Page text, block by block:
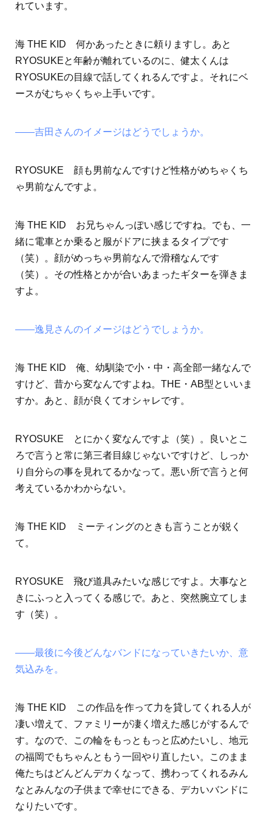
れています。
海 THE KID 何かあったときに頼りますし。あと
RYOSUKEと年齢が離れているのに、健太くんは
RYOSUKEの目線で話してくれるんですよ。それにベ
ースがむちゃくちゃ上手いです。
――吉田さんのイメージはどうでしょうか。
RYOSUKE 顔も男前なんですけど性格がめちゃくち
ゃ男前なんですよ。
海 THE KID お兄ちゃんっぽい感じですね。でも、一
緒に電車とか乗ると服がドアに挟まるタイプです
（笑）。顔がめっちゃ男前なんで滑稽なんです
（笑）。その性格とかが合いあまったギターを弾きま
すよ。
――逸見さんのイメージはどうでしょうか。
海 THE KID 俺、幼馴染で小・中・高全部一緒なんで
すけど、昔から変なんですよね。THE・AB型といいま
すか。あと、顔が良くてオシャレです。
RYOSUKE とにかく変なんですよ（笑）。良いとこ
ろで言うと常に第三者目線じゃないですけど、しっか
り自分らの事を見れてるかなって。悪い所で言うと何
考えているかわからない。
海 THE KID ミーティングのときも言うことが鋭く
て。
RYOSUKE 飛び道具みたいな感じですよ。大事なと
きにふっと入ってくる感じで。あと、突然腕立てしま
す（笑）。
――最後に今後どんなバンドになっていきたいか、意
気込みを。
海 THE KID この作品を作って力を貸してくれる人が
凄い増えて、ファミリーが凄く増えた感じがするんで
す。なので、この輪をもっともっと広めたいし、地元
の福岡でもちゃんともう一回やり直したい。このまま
俺たちはどんどんデカくなって、携わってくれるみん
なとみんなの子供まで幸せにできる、デカいバンドに
なりたいです。